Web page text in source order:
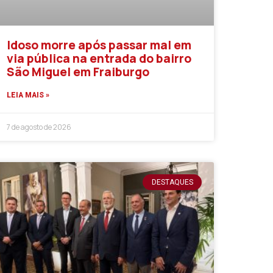
Idoso morre após passar mal em
via pública na entrada do bairro
São Miguel em Fraiburgo
LEIA MAIS »
7 de agosto de 2026
DESTAQUES